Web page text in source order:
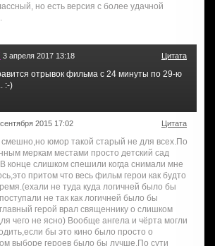
но есть версия с более удачной
3 апреля 2017 13:18 Цитата
отрывок фильма с 24 минуты по 29-ю
:-)
2015 17:02 Цитата
юмор такой старый не для всех.По
меркам местами просто детский сад
конце слишком спешили когда снимали мне
притом что весь фильм герои как будто
не туда куда логичней было бы
не так как логичней было бы
герой врал священнику о слишком
чего не ясно) Вообще ангела и чёрта могли
бы это кино было просто о
выборе героев было бы лучше.По сути